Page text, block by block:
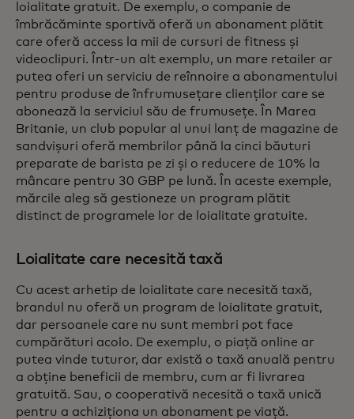
loialitate gratuit. De exemplu, o companie de
îmbrăcăminte sportivă oferă un abonament plătit
care oferă access la mii de cursuri de fitness și
videoclipuri. Într-un alt exemplu, un mare retailer ar
putea oferi un serviciu de reînnoire a abonamentului
pentru produse de înfrumusețare clienților care se
abonează la serviciul său de frumusețe. În Marea
Britanie, un club popular al unui lanț de magazine de
sandvișuri oferă membrilor până la cinci băuturi
preparate de barista pe zi și o reducere de 10% la
mâncare pentru 30 GBP pe lună. În aceste exemple,
mărcile aleg să gestioneze un program plătit
distinct de programele lor de loialitate gratuite.
Loialitate care necesită taxă
Cu acest arhetip de loialitate care necesită taxă,
brandul nu oferă un program de loialitate gratuit,
dar persoanele care nu sunt membri pot face
cumpărături acolo. De exemplu, o piață online ar
putea vinde tuturor, dar există o taxă anuală pentru
a obține beneficii de membru, cum ar fi livrarea
gratuită. Sau, o cooperativă necesită o taxă unică
pentru a achiziționa un abonament pe viață.